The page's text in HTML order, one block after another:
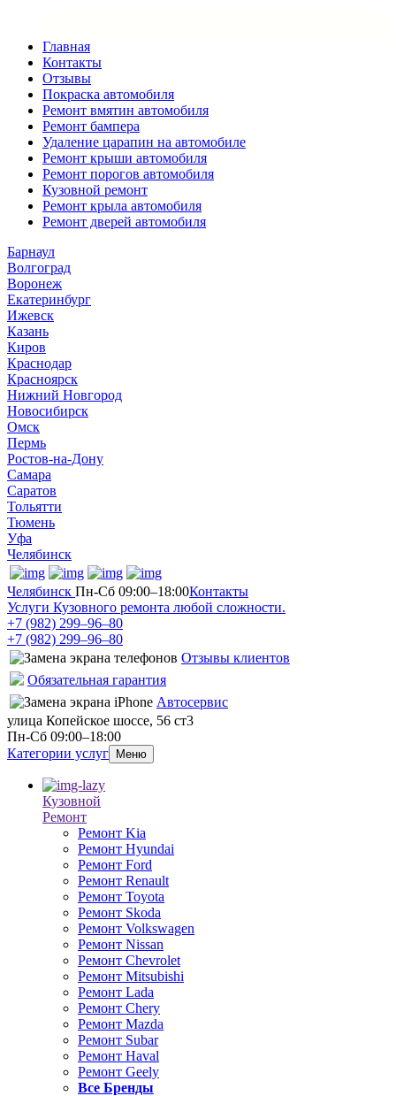
Главная
Контакты
Отзывы
Покраска автомобиля
Ремонт вмятин автомобиля
Ремонт бампера
Удаление царапин на автомобиле
Ремонт крыши автомобиля
Ремонт порогов автомобиля
Кузовной ремонт
Ремонт крыла автомобиля
Ремонт дверей автомобиля
Барнаул
Волгоград
Воронеж
Екатеринбург
Ижевск
Казань
Киров
Краснодар
Красноярск
Нижний Новгород
Новосибирск
Омск
Пермь
Ростов-на-Дону
Самара
Саратов
Тольятти
Тюмень
Уфа
Челябинск
Челябинск Пн-Сб 09:00–18:00Контакты
Услуги Кузовного ремонта любой сложности.
+7 (982) 299‒96‒80
+7 (982) 299‒96‒80
Отзывы клиентов
Обязательная гарантия
Автосервис
улица Копейское шоссе, 56 ст3​
Пн-Сб 09:00–18:00
Категории услуг
Меню
Кузовной
Ремонт
Ремонт Kia
Ремонт Hyundai
Ремонт Ford
Ремонт Renault
Ремонт Toyota
Ремонт Skoda
Ремонт Volkswagen
Ремонт Nissan
Ремонт Chevrolet
Ремонт Mitsubishi
Ремонт Lada
Ремонт Chery
Ремонт Mazda
Ремонт Subar
Ремонт Haval
Ремонт Geely
Все Бренды